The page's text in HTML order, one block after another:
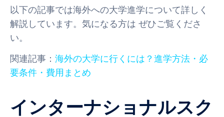
以下の記事では海外への大学進学について詳しく
解説しています。気になる方は ぜひご覧くださ
い。
関連記事： 海外の大学に行くには？進学方法・必
要条件・費用まとめ
インターナショナルスク